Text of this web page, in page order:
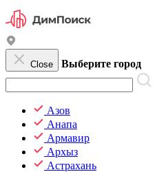
Close Выберите город
Азов
Анапа
Армавир
Архыз
Астрахань